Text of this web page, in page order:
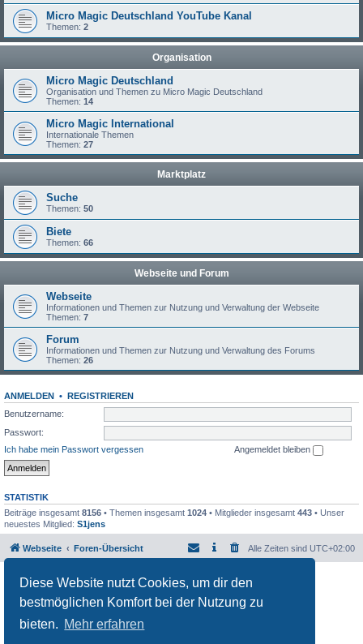
Diese Website nutzt Cookies, um dir den
bestmöglichen Komfort bei der Nutzung zu
bieten. Mehr erfahren
Micro Magic Deutschland YouTube Kanal
Themen: 2
Organisation
Micro Magic Deutschland
Organisation und Themen zu Micro Magic Deutschland
Themen: 14
Micro Magic International
Internationale Themen
Themen: 27
Marktplatz
Suche
Themen: 50
Biete
Themen: 66
Webseite und Forum
Webseite
Informationen und Themen zur Nutzung und Verwaltung der Webseite
Themen: 7
Forum
Informationen und Themen zur Nutzung und Verwaltung des Forums
Themen: 26
ANMELDEN •
REGISTRIEREN
Benutzername:
Passwort:
Ich habe mein Passwort vergessen
Angemeldet bleiben
STATISTIK
Beiträge insgesamt 8156 • Themen insgesamt 1024 • Mitglieder insgesamt 443 • Unser
neuestes Mitglied: S1jens
Webseite Foren-Übersicht Alle Zeiten sind UTC+02:00
Powered by phpBB
® Forum Software © phpBB Limited
Datenschutz|Nutzungsbedingungen